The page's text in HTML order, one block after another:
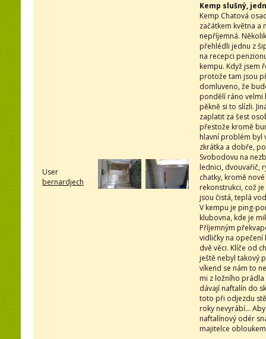
User
bernardjech
Kemp slušný,
Kemp Chatová
začátkem května a
nepříjemná.
přehlédli jednu z
na recepci
kempu. Když jsem
protože tam jsou
domluveno, že
pondělí ráno velmi
pěkně si to slízli.
zaplatit za šest
přestože kromě
hlavní problém byl
zkrátka a dobře,
Svobodovu na
lednici, dvouvařič,
chatky, kromě
rekonstrukci, což
jsou čistá, teplá
V kempu je ping-
klubovna, kde je
Příjemným
vidličky na opečení
dvě věci. Klíče od
ještě nebyl takový
víkend se nám to
mi z ložního
dávají naftalín do
toto při odjezdu
roky nevyrábí...
naftalínový odér
majitelce